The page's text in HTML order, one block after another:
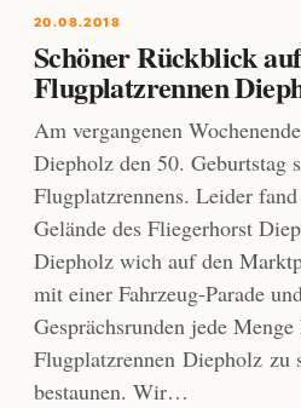
20.08.2018
Schöner Rückblick
Flugplatzrennen
Am vergangenen
Diepholz den 50. Geburtstag
Flugplatzrennens. Leider
Gelände des Fliegerhorst
Diepholz wich auf den
mit einer Fahrzeug-Parade
Gesprächsrunden jede
Flugplatzrennen Diepholz zu
bestaunen. Wir…